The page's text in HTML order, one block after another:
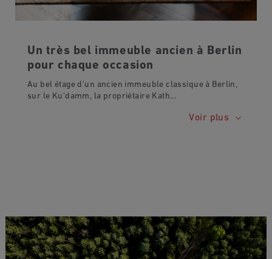
Un très bel immeuble ancien à Berlin
pour chaque occasion
Au bel étage d’un ancien immeuble classique à Berlin,
sur le Ku‘damm, la propriétaire Kath...
Voir plus